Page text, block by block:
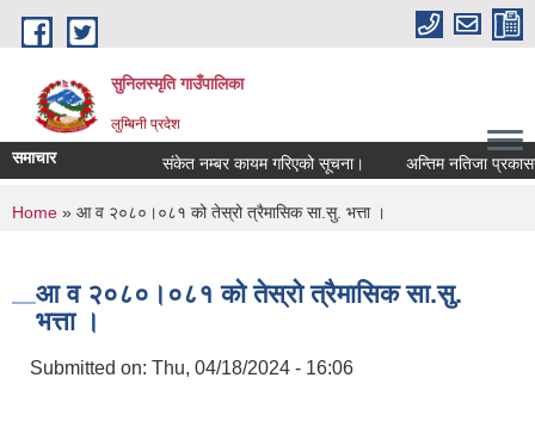
Skip to main content
सुनिलस्मृति गाउँपालिका
लुम्बिनी प्रदेश
समाचार संकेत नम्बर कायम गरिएको सूचना। अन्तिम नतिजा प्रकासन
You are here
Home » आ व २०८०।०८१ को तेस्रो त्रैमासिक सा.सु. भत्ता ।
आ व २०८०।०८१ को तेस्रो त्रैमासिक सा.सु.
भत्ता ।
Submitted on: Thu, 04/18/2024 - 16:06